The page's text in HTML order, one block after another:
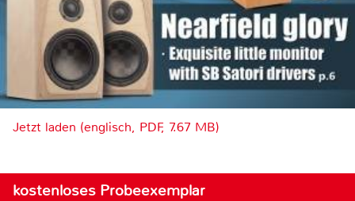
Jetzt laden (englisch, PDF, 7.67 MB)
kostenloses Probeexemplar